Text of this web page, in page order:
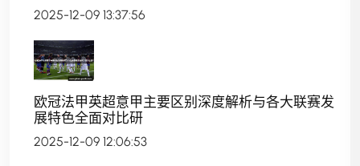
2025-12-09 13:37:56
欧冠法甲英超意甲主要区别深度解析与各大联赛发
展特色全面对比研
2025-12-09 12:06:53